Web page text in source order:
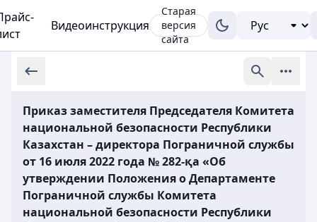
Видеоинструкция
Старая
версия
сайта
Приказ заместителя Председателя Комитета
национальной безопасности Республики
Казахстан – директора Пограничной службы
от 16 июля 2022 года № 282-қа «Об
утверждении Положения о Департаменте
Пограничной службы Комитета
национальной безопасности Республики